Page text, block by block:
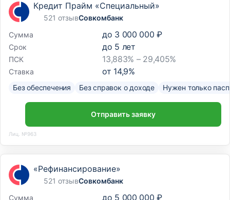
Кредит Прайм «Специальный»
521 отзывСовкомбанк
Сумма
до 3 000 000 ₽
Срок до 5 лет
ПСК 13,883% – 29,405%
Ставка от 14,9%
Без обеспечения Без справок о доходе Нужен только
Отправить заявку
Лиц. №963
«Рефинансирование»
521 отзывСовкомбанк
Сумма
до 5 000 000 ₽